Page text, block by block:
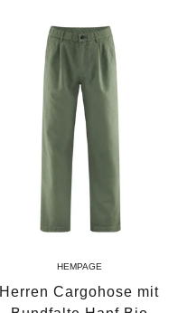
HEMPAGE
Herren Cargohose mit